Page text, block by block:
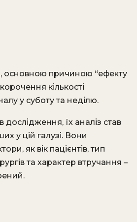
основною причиною “ефекту
кількості
у суботу та неділю.
дослідження, їх аналіз став
у цій галузі. Вони
як вік пацієнтів, тип
та характер втручання –